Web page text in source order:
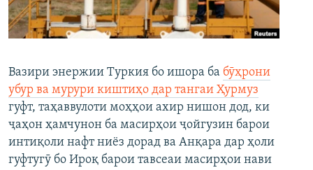
Вазири энержии Туркия бо ишора ба бӯҳрони
убур ва мурури киштиҳо дар тангаи Ҳурмуз
гуфт, таҳаввулоти моҳҳои ахир нишон дод, ки
ҷаҳон ҳамчунон ба масирҳои ҷойгузин барои
интиқоли нафт ниёз дорад ва Анқара дар ҳоли
гуфтугӯ бо Ироқ барои тавсеаи масирҳои нави